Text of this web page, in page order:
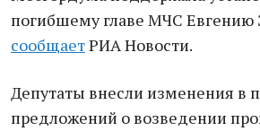
погибшему главе МЧС Евгению
сообщаетРИА Новости.
Депутаты внесли изменения в
предложений о возведении